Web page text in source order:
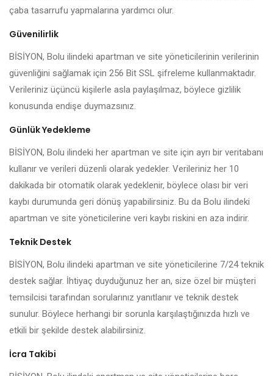
çaba tasarrufu yapmalarına yardımcı olur.
Güvenilirlik
BİSİYON, Bolu ilindeki apartman ve site yöneticilerinin verilerinin
güvenliğini sağlamak için 256 Bit SSL şifreleme kullanmaktadır.
Verileriniz üçüncü kişilerle asla paylaşılmaz, böylece gizlilik
konusunda endişe duymazsınız.
Günlük Yedekleme
BİSİYON, Bolu ilindeki her apartman ve site için ayrı bir veritabanı
kullanır ve verileri düzenli olarak yedekler. Verileriniz her 10
dakikada bir otomatik olarak yedeklenir, böylece olası bir veri
kaybı durumunda geri dönüş yapabilirsiniz. Bu da Bolu ilindeki
apartman ve site yöneticilerine veri kaybı riskini en aza indirir.
Teknik Destek
BİSİYON, Bolu ilindeki apartman ve site yöneticilerine 7/24 teknik
destek sağlar. İhtiyaç duyduğunuz her an, size özel bir müşteri
temsilcisi tarafından sorularınız yanıtlanır ve teknik destek
sunulur. Böylece herhangi bir sorunla karşılaştığınızda hızlı ve
etkili bir şekilde destek alabilirsiniz.
İcra Takibi